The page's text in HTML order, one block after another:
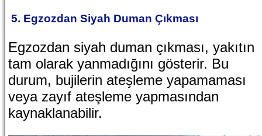
5. Egzozdan Siyah Duman Çıkması
Egzozdan siyah duman çıkması, yakıtın
tam olarak yanmadığını gösterir. Bu
durum, bujilerin ateşleme yapamaması
veya zayıf ateşleme yapmasından
kaynaklanabilir.